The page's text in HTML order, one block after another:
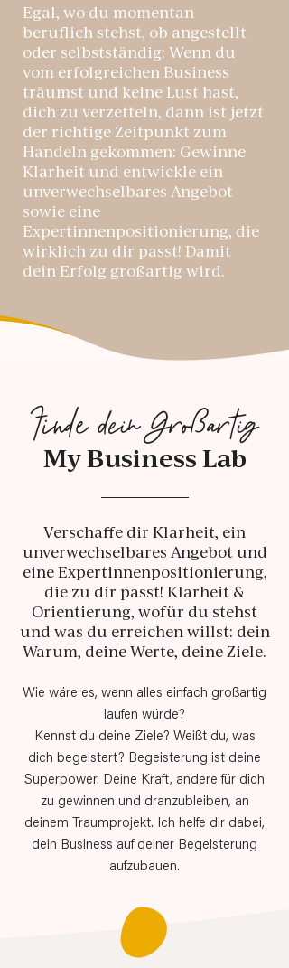
Egal, wo du momentan
beruflich stehst, ob angestellt
oder selbstständig: Wenn du
vom erfolgreichen Business
träumst und keine Lust hast,
dich zu verzetteln, dann ist jetzt
der richtige Zeitpunkt zum
Handeln gekommen: Gewinne
Klarheit und entwickle ein
unverwechselbares Angebot
sowie eine
Expertinnenpositionierung, die
wirklich zu dir passt! Damit
dein Erfolg großartig wird.
Finde dein Großartig
My Business Lab
Verschaffe dir Klarheit, ein
unverwechselbares Angebot und
eine Expertinnenpositionierung,
die zu dir passt! Klarheit &
Orientierung, wofür du stehst
und was du erreichen willst: dein
Warum, deine Werte, deine Ziele.
Wie wäre es, wenn alles einfach großartig
laufen würde?
Kennst du deine Ziele? Weißt du, was
dich begeistert? Begeisterung ist deine
Superpower. Deine Kraft, andere für dich
zu gewinnen und dranzubleiben, an
deinem Traumprojekt. Ich helfe dir dabei,
dein Business auf deiner Begeisterung
aufzubauen.